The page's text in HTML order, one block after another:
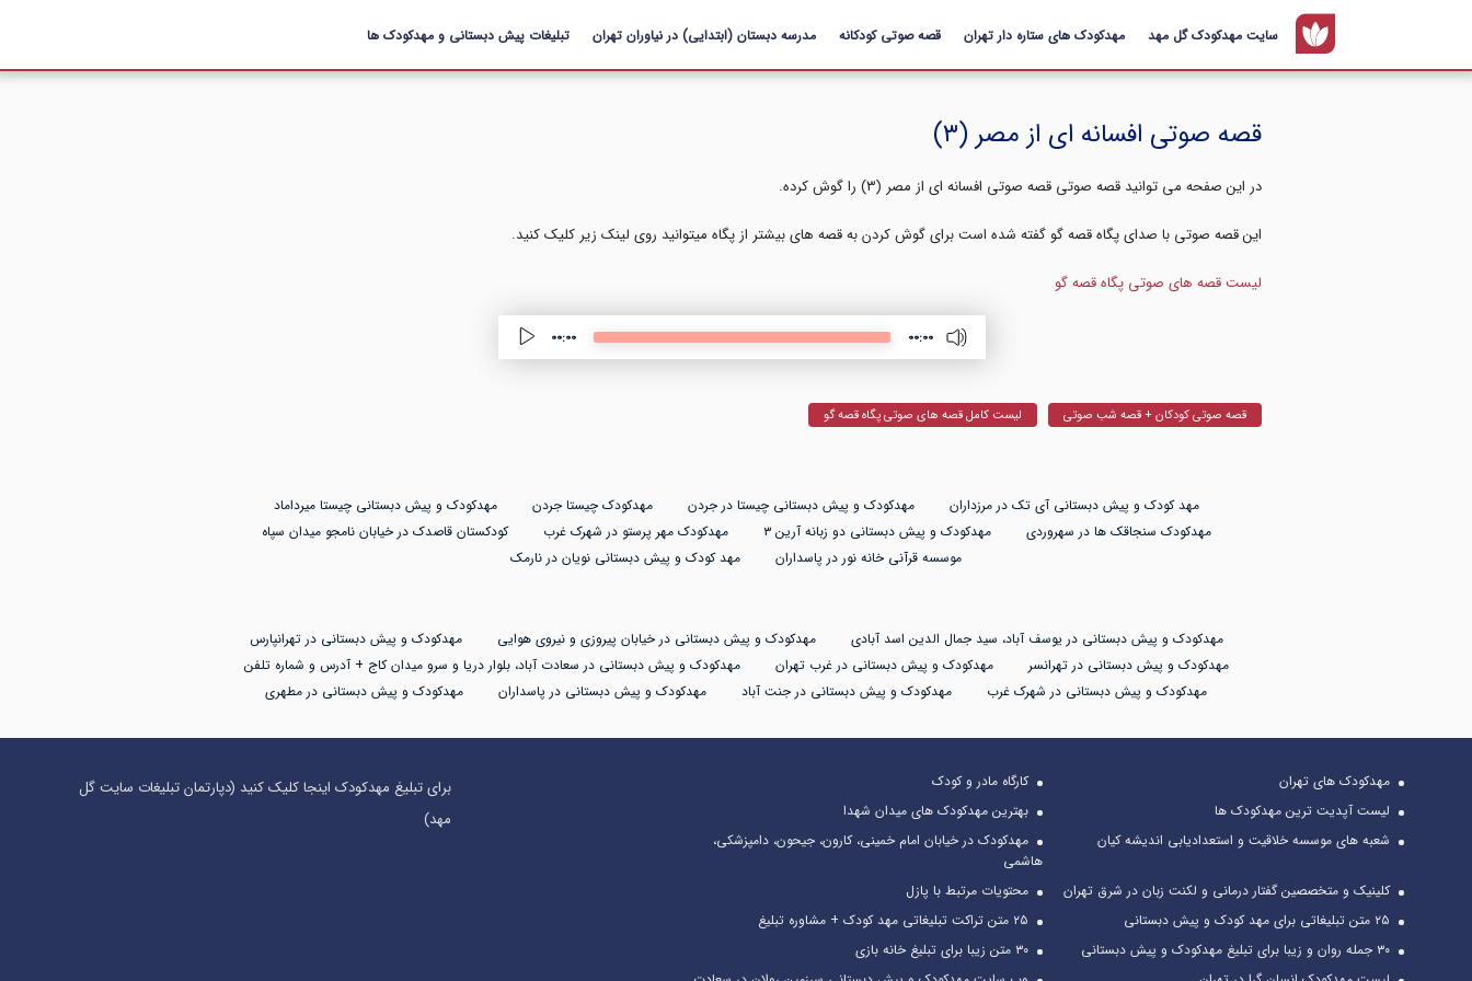
محتوای
سایت مهدکودک گل مهد مهدکودک های ستاره دار تهران قصه صوتی کودکانه مدرسه دبستان (ابتدایی) در نیاوران تهران تبلیغات پیش دبستانی و مهدکودک ها
قصه صوتی افسانه ای از مصر (۳)
در این صفحه می توانید قصه صوتی قصه صوتی افسانه ای از مصر (۳) را گوش کرده.
این قصه صوتی با صدای پگاه قصه گو گفته شده است برای گوش کردن به قصه های بیشتر از پگاه میتوانید روی لینک زیر کلیک کنید.
لیست قصه های صوتی پگاه قصه گو
00:00 00:00
قصه صوتی کودکان + قصه شب صوتی لیست کامل قصه های صوتی پگاه قصه گو
مهد کودک و پیش دبستانی آی تک در مرزداران مهدکودک و پیش دبستانی چیستا در جردن مهدکودک چیستا جردن
مهدکودک و پیش دبستانی چیستا میرداماد
مهدکودک سنجاقک ها در سهروردی
مهدکودک و پیش دبستانی دو زبانه آرین ۳ مهدکودک مهر پرستو در شهرک غرب
کودکستان قاصدک در خیابان نامجو میدان سپاه
موسسه قرآنی خانه نور در پاسداران
مهد کودک و پیش دبستانی نویان در نارمک
مهدکودک و پیش دبستانی در یوسف آباد، سید جمال الدین اسد آبادی مهدکودک و پیش دبستانی در خیابان پیروزی و نیروی هوایی
مهدکودک و پیش دبستانی در تهرانپارس
مهدکودک و پیش دبستانی در تهرانسر
مهدکودک و پیش دبستانی در غرب تهران
مهدکودک و پیش دبستانی در سعادت آباد، بلوار دریا و سرو میدان کاج + آدرس و شماره تلفن
مهدکودک و پیش دبستانی در شهرک غرب
مهدکودک و پیش دبستانی در جنت آباد مهدکودک و پیش دبستانی در پاسداران مهدکودک و پیش دبستانی در مطهری
مهدکودک های تهران
کارگاه مادر و کودک
لیست آپدیت ترین مهدکودک ها
بهترین مهدکودک های میدان شهدا
شعبه های موسسه خلاقیت و استعدادیابی اندیشه کیان
مهدکودک در خیابان امام خمینی، کارون، جیحون، دامپزشکی،
هاشمی
کلینیک و متخصصین گفتار درمانی و لکنت زبان در شرق تهران
محتویات مرتبط با پازل
۲۵ متن تبلیغاتی برای مهد کودک و پیش دبستانی
۲۵ متن تراکت تبلیغاتی مهد کودک + مشاوره تبلیغ
۳۰ جمله روان و زیبا برای تبلیغ مهدکودک و پیش دبستانی
۳۰ متن زیبا برای تبلیغ خانه بازی
برای تبلیغ مهدکودک اینجا کلیک کنید (دپارتمان تبلیغات سایت گل
مهد)